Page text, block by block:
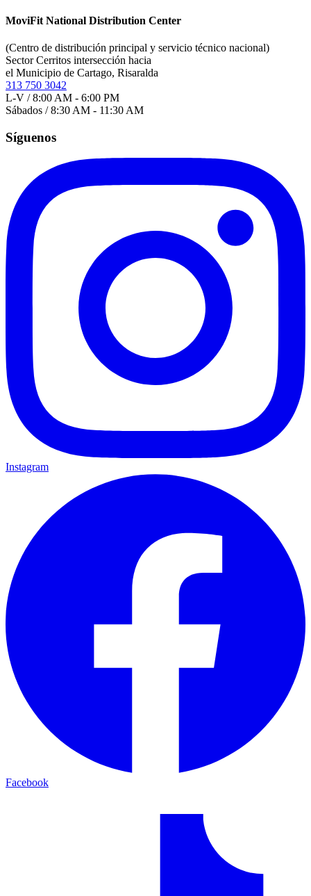
MoviFit National Distribution Center
(Centro de distribución principal y servicio técnico nacional)
Sector Cerritos intersección hacia
el Municipio de Cartago, Risaralda
313 750 3042
L-V / 8:00 AM - 6:00 PM
Sábados / 8:30 AM - 11:30 AM
Síguenos
Instagram
Facebook